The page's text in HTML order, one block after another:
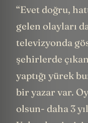
“Evet doğru,
gelen olayları
televizyonda
şehirlerde
yaptığı yürek
bir yazar var.
olsun- daha 3